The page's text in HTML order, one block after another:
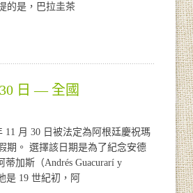
的是，巴拉圭茶
日 — 全國
11 月 30 日被法定為阿根廷慶祝瑪
期。 選擇該日期是為了紀念安德
蒂加斯（Andrés Guacurarí y
是 19 世紀初，阿